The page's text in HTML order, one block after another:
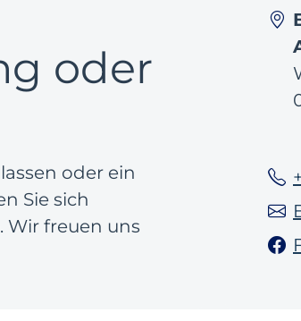
oder
oder ein
Sie sich
Wir freuen uns